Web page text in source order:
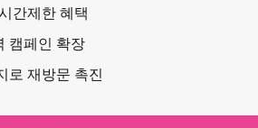
간제한 혜택
캠페인 확장
로 재방문 촉진